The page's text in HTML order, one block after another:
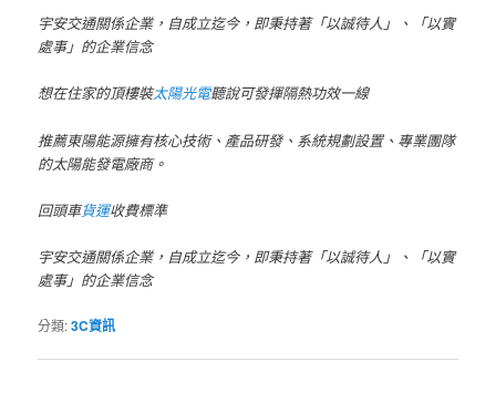
宇安交通關係企業，自成立迄今，即秉持著「以誠待人」、「以實
處事」的企業信念
想在住家的頂樓裝太陽光電聽說可發揮隔熱功效一線
推薦東陽能源擁有核心技術、產品研發、系統規劃設置、專業團隊
的太陽能發電廠商。
回頭車貨運收費標準
宇安交通關係企業，自成立迄今，即秉持著「以誠待人」、「以實
處事」的企業信念
分類:3C資訊